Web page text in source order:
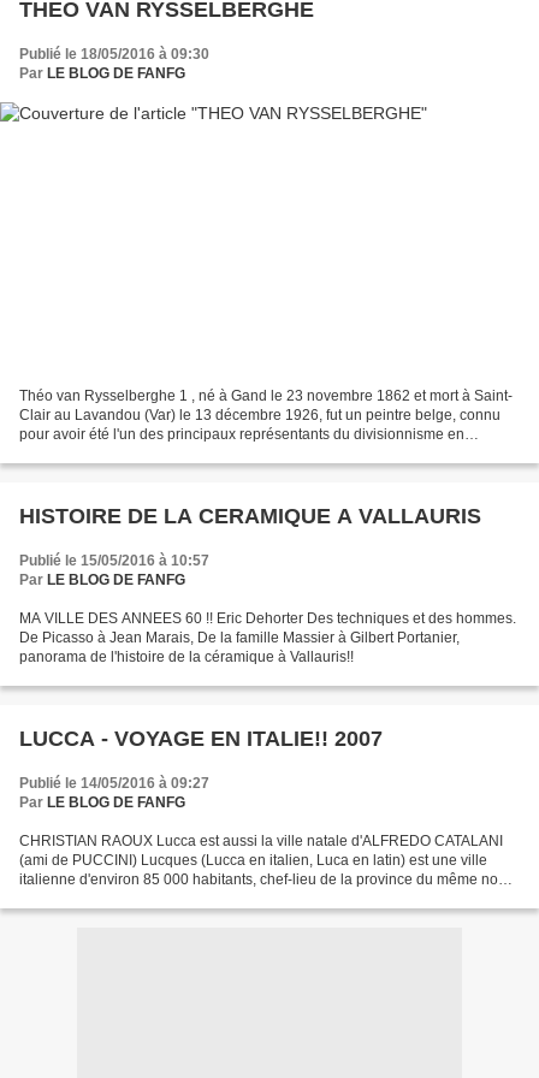
THEO VAN RYSSELBERGHE
Publié le 18/05/2016 à 09:30
Par LE BLOG DE FANFG
Théo van Rysselberghe 1 , né à Gand le 23 novembre 1862 et mort à Saint-
Clair au Lavandou (Var) le 13 décembre 1926, fut un peintre belge, connu
pour avoir été l'un des principaux représentants du divisionnisme en
HISTOIRE DE LA CERAMIQUE A VALLAURIS
Publié le 15/05/2016 à 10:57
Par LE BLOG DE FANFG
MA VILLE DES ANNEES 60 !! Eric Dehorter Des techniques et des hommes.
De Picasso à Jean Marais, De la famille Massier à Gilbert Portanier,
panorama de l'histoire de la céramique à Vallauris!!
LUCCA - VOYAGE EN ITALIE!! 2007
Publié le 14/05/2016 à 09:27
Par LE BLOG DE FANFG
CHRISTIAN RAOUX Lucca est aussi la ville natale d'ALFREDO CATALANI
(ami de PUCCINI) Lucques (Lucca en italien, Luca en latin) est une ville
italienne d'environ 85 000 habitants, chef-lieu de la province du même nom,